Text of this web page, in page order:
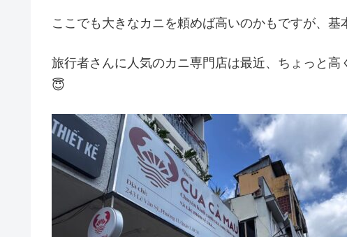
ここでも大きなカニを頼めば高いのかもですが、基
旅行者さんに人気のカニ専門店は最近、ちょっと
😇